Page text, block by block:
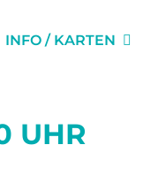
INFO / KARTEN
UHR